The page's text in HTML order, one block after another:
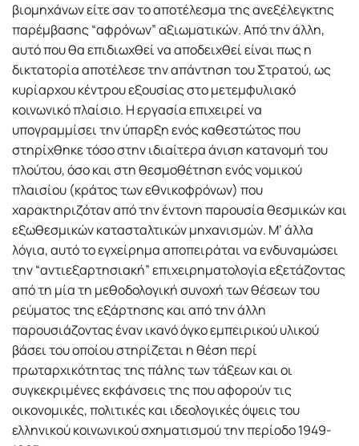
βιομηχάνων είτε σαν το αποτέλεσμα της ανεξέλεγκτης
παρέμβασης “αφρόνων” αξιωματικών. Από την άλλη,
αυτό που θα επιδιωχθεί να αποδειχθεί είναι πως η
δικτατορία αποτέλεσε την απάντηση του Στρατού, ως
κυρίαρχου κέντρου εξουσίας στο μετεμφυλιακό
κοινωνικό πλαίσιο. Η εργασία επιχειρεί να
υπογραμμίσει την ύπαρξη ενός καθεστώτος που
στηρίχθηκε τόσο στην ιδιαίτερα άνιση κατανομή του
πλούτου, όσο και στη θεσμοθέτηση ενός νομικού
πλαισίου (κράτος των εθνικοφρόνων) που
χαρακτηριζόταν από την έντονη παρουσία θεσμικών και
εξωθεσμικών κατασταλτικών μηχανισμών. Μ’ άλλα
λόγια, αυτό το εγχείρημα αποπειράται να ενδυναμώσει
την “αντιεξαρτησιακή” επιχειρηματολογία εξετάζοντας
από τη μία τη μεθοδολογική συνοχή των θέσεων του
ρεύματος της εξάρτησης και από την άλλη
παρουσιάζοντας έναν ικανό όγκο εμπειρικού υλικού
βάσει του οποίου στηρίζεται η θέση περί
πρωταρχικότητας της πάλης των τάξεων και οι
συγκεκριμένες εκφάνσεις της που αφορούν τις
οικονομικές, πολιτικές και ιδεολογικές όψεις του
ελληνικού κοινωνικού σχηματισμού την περίοδο 1949-